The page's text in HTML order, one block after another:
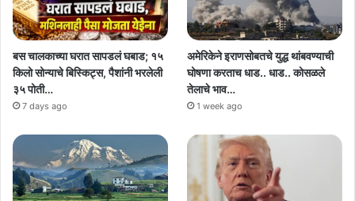
बस चालकाच्या घरात सापडलं घबाड; १५
किलो सोन्याचे बिस्किट्स, पैशांनी भरलेली
३५ पोती…
7 days ago
अमेरिकेने इराणसोबतचे युद्ध थांबवण्याची
घोषणा करताच धाड.. धाड.. कोसळले
तेलाचे भाव…
1 week ago